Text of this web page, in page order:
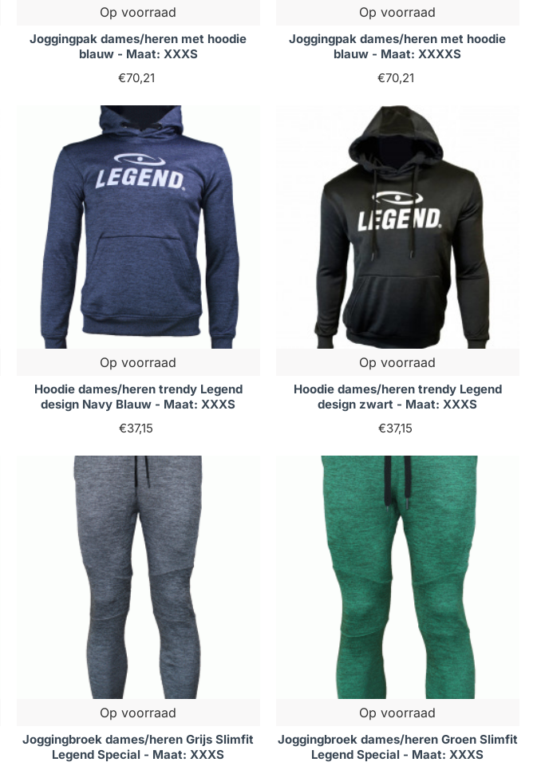
Op voorraad
Joggingpak dames/heren met hoodie
blauw - Maat: XXXS
€70,21
Op voorraad
Joggingpak dames/heren met hoodie
blauw - Maat: XXXXS
€70,21
Op voorraad
Hoodie dames/heren trendy Legend
design Navy Blauw - Maat: XXXS
€37,15
Op voorraad
Hoodie dames/heren trendy Legend
design zwart - Maat: XXXS
€37,15
Op voorraad
Joggingbroek dames/heren Grijs Slimfit
Legend Special - Maat: XXXS
Op voorraad
Joggingbroek dames/heren Groen Slimfit
Legend Special - Maat: XXXS